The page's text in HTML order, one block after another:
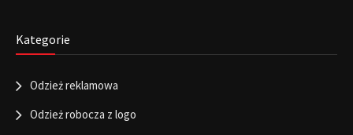
Kategorie
Odzież reklamowa
Odzież robocza z logo